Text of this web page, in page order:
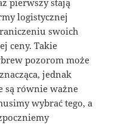
pierwszy stają
logistycznej
swoich
ceny. Takie
pozorom może
jednak
są równie ważne
wybrać tego, a